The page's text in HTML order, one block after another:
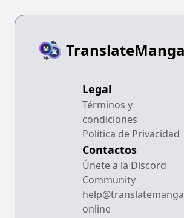
TranslateManga
Legal
Términos y
condiciones
Política de Privacidad
Contactos
Únete a la Discord
Community
online